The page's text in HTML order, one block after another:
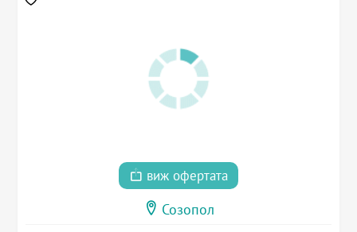
виж офертата
Созопол